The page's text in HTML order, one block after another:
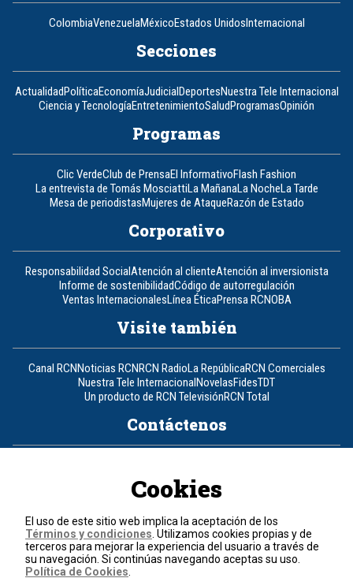
ColombiaVenezuelaMéxicoEstados UnidosInternacional
Secciones
ActualidadPolíticaEconomíaJudicialDeportesNuestra Tele Internacional
Ciencia y TecnologíaEntretenimientoSaludProgramasOpinión
Programas
Clic VerdeClub de PrensaEl InformativoFlash Fashion
La entrevista de Tomás MosciattiLa MañanaLa NocheLa Tarde
Mesa de periodistasMujeres de AtaqueRazón de Estado
Corporativo
Responsabilidad SocialAtención al clienteAtención al inversionista
Informe de sostenibilidadCódigo de autorregulación
Ventas InternacionalesLínea ÉticaPrensa RCNOBA
Visite también
Canal RCNNoticias RCNRCN RadioLa RepúblicaRCN Comerciales
Nuestra Tele InternacionalNovelasFidesTDT
Un producto de RCN TelevisiónRCN Total
Contáctenos
Política de cookies
Términos y condiciones
© 2026, RCN Medios.
Todos los derechos reservados.
Cookies
El uso de este sitio web implica la aceptación de los
Términos y condiciones . Utilizamos cookies propias y de
terceros para mejorar la experiencia del usuario a través de
su navegación. Si continúas navegando aceptas su uso.
Política de Cookies